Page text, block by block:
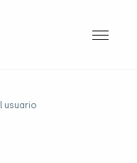
usuario